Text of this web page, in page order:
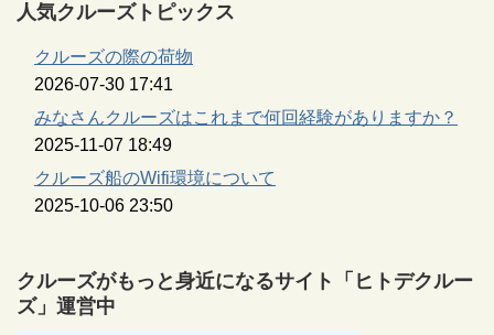
人気クルーズトピックス
クルーズの際の荷物
2026-07-30 17:41
みなさんクルーズはこれまで何回経験がありますか？
2025-11-07 18:49
クルーズ船のWifi環境について
2025-10-06 23:50
クルーズがもっと身近になるサイト「ヒトデクルー
ズ」運営中